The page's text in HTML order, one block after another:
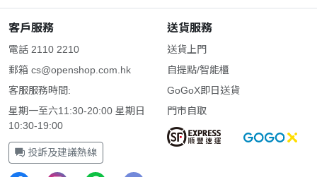
客戶服務
電話 2110 2210
郵箱 cs@openshop.com.hk
客服服務時間:
星期一至六11:30-20:00 星期日
10:30-19:00
投訴及建議熱線
送貨服務
送貨上門
自提點/智能櫃
GoGoX即日送貨
門市自取